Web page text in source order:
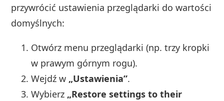
przywrócić ustawienia przeglądarki do wartości
domyślnych:
Otwórz menu przeglądarki (np. trzy kropki
w prawym górnym rogu).
Wejdź w „Ustawienia”.
Wybierz „Restore settings to their